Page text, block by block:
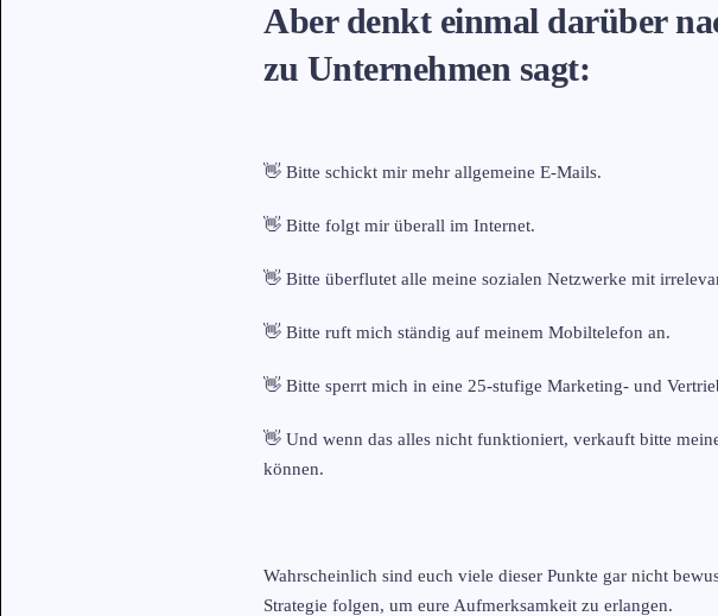
Aber denkt einmal darüber
zu Unternehmen sagt:
👋 Bitte schickt mir mehr allgemeine E-Mails.
👋 Bitte folgt mir überall im Internet.
👋 Bitte überflutet alle meine sozialen Netzwerke mit
👋 Bitte ruft mich ständig auf meinem Mobiltelefon an.
👋 Bitte sperrt mich in eine 25-stufige Marketing- und
👋 Und wenn das alles nicht funktioniert, verkauft bitte
können.
Wahrscheinlich sind euch viele dieser Punkte gar nicht
Strategie folgen, um eure Aufmerksamkeit zu erlangen.